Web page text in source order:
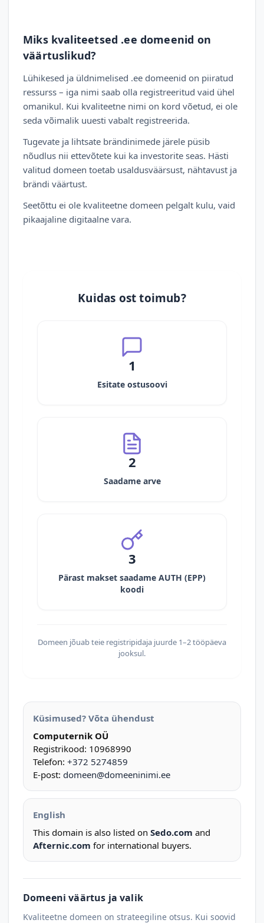
Miks kvaliteetsed .ee domeenid on
väärtuslikud?
Lühikesed ja üldnimelised .ee domeenid on piiratud
ressurss – iga nimi saab olla registreeritud vaid ühel
omanikul. Kui kvaliteetne nimi on kord võetud, ei ole
seda võimalik uuesti vabalt registreerida.
Tugevate ja lihtsate brändinimede järele püsib
nõudlus nii ettevõtete kui ka investorite seas. Hästi
valitud domeen toetab usaldusväärsust, nähtavust ja
brändi väärtust.
Seetõttu ei ole kvaliteetne domeen pelgalt kulu, vaid
pikaajaline digitaalne vara.
Kuidas ost toimub?
1
Esitate ostusoovi
2
Saadame arve
3
Pärast makset saadame AUTH (EPP)
koodi
Domeen jõuab teie registripidaja juurde 1–2 tööpäeva
jooksul.
Küsimused? Võta ühendust
Computernik OÜ
Registrikood: 10968990
Telefon: +372 5274859
E-post: domeen@domeeninimi.ee
English
This domain is also listed on Sedo.com and
Afternic.com for international buyers.
Domeeni väärtus ja valik
Kvaliteetne domeen on strateegiline otsus. Kui soovid